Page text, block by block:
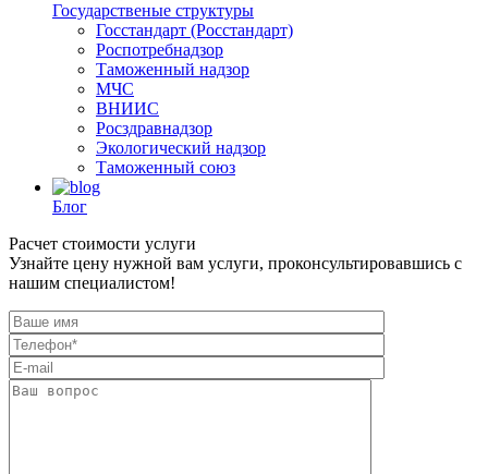
Государственые структуры
Госстандарт (Росстандарт)
Роспотребнадзор
Таможенный надзор
МЧС
ВНИИС
Росздравнадзор
Экологический надзор
Таможенный союз
Блог
Расчет стоимости услуги
Узнайте цену нужной вам услуги, проконсультировавшись с
нашим специалистом!